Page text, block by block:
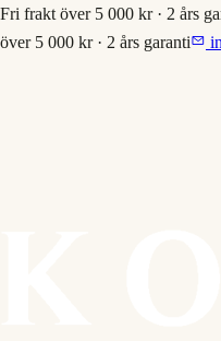
Fri frakt över 5 000 kr · 2 års
över 5 000 kr · 2 års garanti